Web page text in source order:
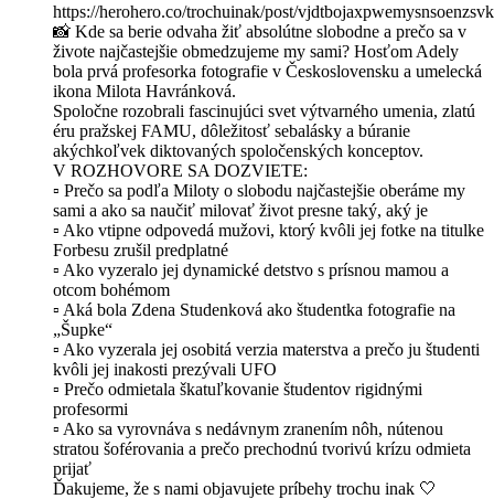
https://herohero.co/trochuinak/post/
📸 Kde sa berie odvaha žiť absolútne slobodne a prečo sa v
živote najčastejšie obmedzujeme my sami? Hosťom Adely
bola prvá profesorka fotografie v Československu a umelecká
ikona Milota Havránková.
Spoločne rozobrali fascinujúci svet výtvarného umenia, zlatú
éru pražskej FAMU, dôležitosť sebalásky a búranie
akýchkoľvek diktovaných spoločenských konceptov.
V ROZHOVORE SA DOZVIETE:
▫️ Prečo sa podľa Miloty o slobodu najčastejšie oberáme my
sami a ako sa naučiť milovať život presne taký, aký je
▫️ Ako vtipne odpovedá mužovi, ktorý kvôli jej fotke na titulke
Forbesu zrušil predplatné
▫️ Ako vyzeralo jej dynamické detstvo s prísnou mamou a
otcom bohémom
▫️ Aká bola Zdena Studenková ako študentka fotografie na
„Šupke“
▫️ Ako vyzerala jej osobitá verzia materstva a prečo ju študenti
kvôli jej inakosti prezývali UFO
▫️ Prečo odmietala škatuľkovanie študentov rigidnými
profesormi
▫️ Ako sa vyrovnáva s nedávnym zranením nôh, nútenou
stratou šoférovania a prečo prechodnú tvorivú krízu odmieta
prijať
Ďakujeme, že s nami objavujete príbehy trochu inak 🤍